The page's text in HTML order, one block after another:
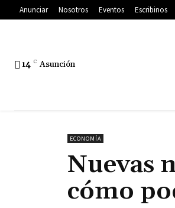
Anunciar Nosotros Eventos Escribinos
14 C Asunción
ECONOMÍA
Nuevas
cómo